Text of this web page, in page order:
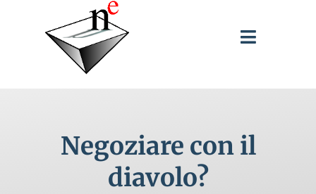
Toggle
INTERVENTINegoziare con il
diavolo?